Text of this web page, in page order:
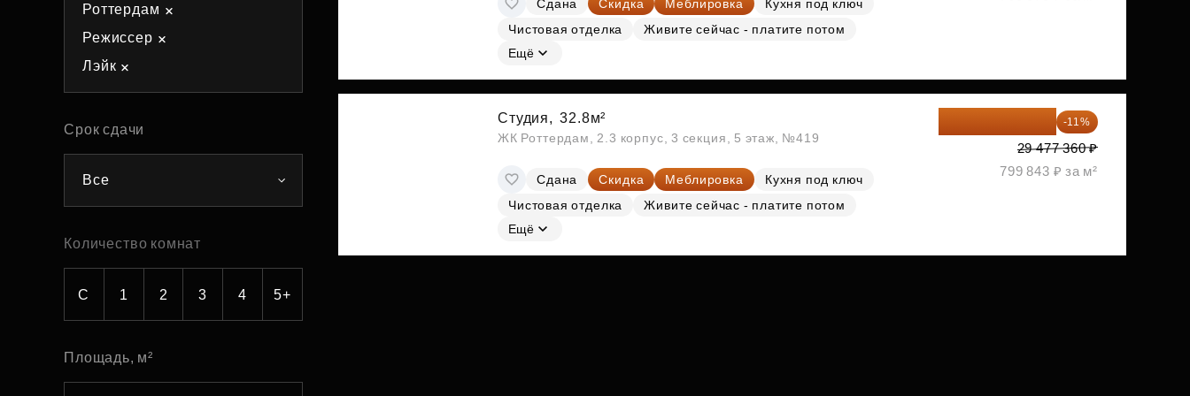
Субсидии
Роттердам
Режиссер
Лэйк
Срок сдачи
Все
Количество комнат
С 1 2 3 4 5+
Площадь, м²
Сдана Скидка Меблировка
Кухня под ключ
Чистовая отделка
Живите сейчас - платите потом
Ещё
Студия, 32.8м²
ЖК Роттердам, 2.3 корпус, 3 секция, 5 этаж, №419
Сдана Скидка Меблировка
Кухня под ключ
Чистовая отделка
Живите сейчас - платите потом
Ещё
-11%
29 477 360 ₽
799 843 ₽ за м²